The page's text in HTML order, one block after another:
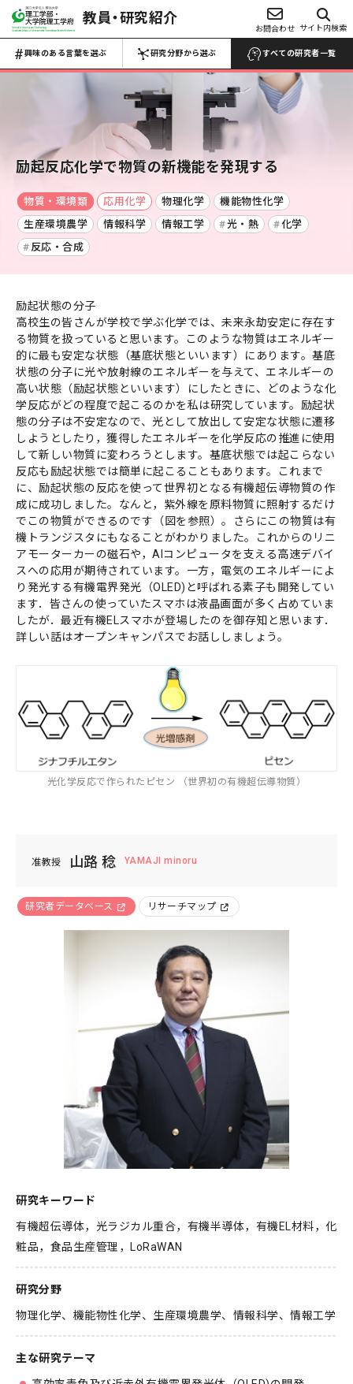
興味のある言葉を選ぶ
すべての研究者一覧 →
医学・医療
生物・微生物
食品・食事
マイクロ・ナノ
化学
高分子・プラスチ
ック
レーザー
光・熱
半導体 宇宙
放射線
数学・物理
量子
AI・IoT
コンピューター
情報・通信
検査・センサー
画像
土木 廃棄物 エネルギー
船舶・海洋
研究分野から選ぶ
Search by research field
すべての研究者一覧 →
数物系科学
代数学
解析学 応用数学 物性物理学
工学
材料力学
電気電子工学
航空宇宙工学 船舶海洋工学
社会システム工学 安全工学 防災工学
複合工学
材料工学
化学工学 ナノマイクロ科学
応用物理物性 応用物理工学 エネルギー学
人間医工学
化学
物理化学
機能物性化学 有機化学
無機・錯体化学 分析化学 高分子
有機材料 無機材料化学
エネルギー関連化学 生体分子化学
農芸化学
生産環境農学
生物学
分子生物学
機能生物化学
薬学及び基礎医学
臨床医学
腫瘍学 内科学一般
人間医工学
情報工学 人間情報学
環境解析評価
環境保全対策
教員・研究紹介
お問合わせ サイト内検索
興味のある言葉を選ぶ 研究分野から選ぶ すべての研究者一覧
励起反応化学で物質の新機能を発現する
物質・環境類 応用化学 物理化学
機能物性化学
生産環境農学
情報科学 情報工学 光・熱
化学
反応・合成
光化学反応で作られたピセン （世界初の有機超伝導物質）
励起状態の分子
高校生の皆さんが学校で学ぶ化学では、未来永劫安定に存在す
る物質を扱っていると思います。このような物質はエネルギー
的に最も安定な状態（基底状態といいます）にあります。基底
状態の分子に光や放射線のエネルギーを与えて、エネルギーの
高い状態（励起状態といいます）にしたときに、どのような化
学反応がどの程度で起こるのかを私は研究しています。励起状
態の分子は不安定なので、光として放出して安定な状態に遷移
しようとしたり，獲得したエネルギーを化学反応の推進に使用
して新しい物質に変わろうとします。基底状態では起こらない
反応も励起状態では簡単に起こることもあります。これまで
に、励起状態の反応を使って世界初となる有機超伝導物質の作
成に成功しました。なんと，紫外線を原料物質に照射するだけ
でこの物質ができるのです（図を参照）。さらにこの物質は有
機トランジスタにもなることがわかりました。これからのリニ
アモーターカーの磁石や，AIコンピュータを支える高速デバイ
スへの応用が期待されています。一方，電気のエネルギーによ
り発光する有機電界発光（OLED)と呼ばれる素子も開発してい
ます．皆さんの使っていたスマホは液晶画面が多く占めていま
したが．最近有機ELスマホが登場したのを御存知と思います．
詳しい話はオープンキャンパスでお話ししましょう。
准教授 山路 稔 YAMAJI minoru
研究者データベース リサーチマップ
研究キーワード
有機超伝導体，光ラジカル重合，有機半導体，有機EL材料，化
粧品，食品生産管理，LoRaWAN
研究分野
物理化学 機能物性化学 生産環境農学 情報科学 情報工学
主な研究テーマ